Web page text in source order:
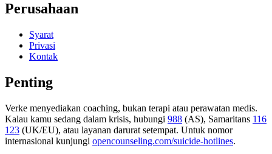
Perusahaan
Syarat
Privasi
Kontak
Penting
Verke menyediakan coaching, bukan terapi atau perawatan medis.
Kalau kamu sedang dalam krisis, hubungi 988 (AS), Samaritans 116
123 (UK/EU), atau layanan darurat setempat. Untuk nomor
internasional kunjungi opencounseling.com/suicide-hotlines.